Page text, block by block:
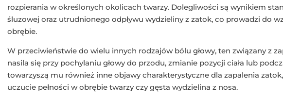
rozpierania w określonych okolicach twarzy. Dolegliwości są wynikiem
śluzowej oraz utrudnionego odpływu wydzieliny z zatok, co prowadzi do
obrębie.
W przeciwieństwie do wielu innych rodzajów bólu głowy, ten związany z
nasila się przy pochylaniu głowy do przodu, zmianie pozycji ciała lub
towarzyszą mu również inne objawy charakterystyczne dla zapalenia
uczucie pełności w obrębie twarzy czy gęsta wydzielina z nosa.